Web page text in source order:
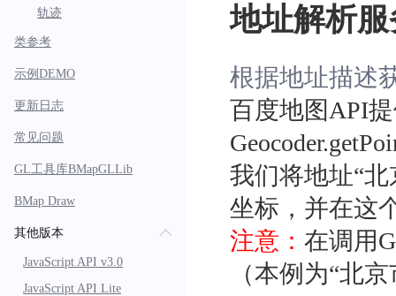
轨迹
类参考
示例DEMO
更新日志
常见问题
GL工具库BMapGLLib
BMap Draw
其他版本
JavaScript API v3.0
JavaScript API Lite
地址解析服
根据地址描述
百度地图API
我们将地址“
坐标，并在这
注意： 在调用
（本例为“北